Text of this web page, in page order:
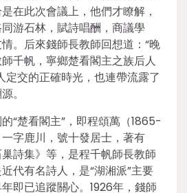
在此次會議上，他們才瞭解，
游石林，賦詩唱酬，商議學
。后來錢師長教師回想道：“晚
千帆，寧鄉楚看閣主之族后人
定交的正確時光，也連帶流露了
。
“楚看閣主”，即程頌萬（1865-
字鹿川，號十發居士，著有
巢詩集》等，是程千帆師長教師
代有名詩人，是“湖湘派”主要
即已追蹤關心。1926年，錢師